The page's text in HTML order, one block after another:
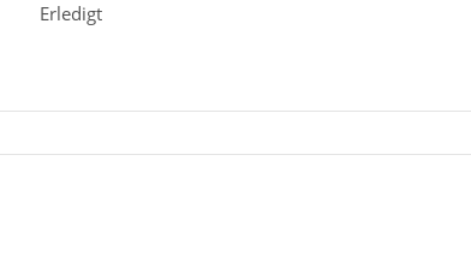
Erledigt